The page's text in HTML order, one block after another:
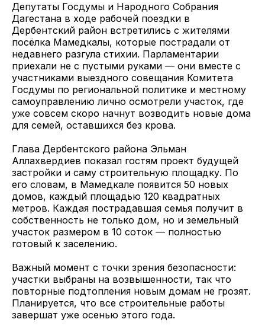
Депутаты Госдумы и Народного Собрания
Дагестана в ходе рабочей поездки в
Дербентский район встретились с жителями
посёлка Мамедкалы, которые пострадали от
недавнего разгула стихии. Парламентарии
приехали не с пустыми руками — они вместе с
участниками выездного совещания Комитета
Госдумы по региональной политике и местному
самоуправлению лично осмотрели участок, где
уже совсем скоро начнут возводить новые дома
для семей, оставшихся без крова.
Глава Дербентского района Эльман
Аллахвердиев показал гостям проект будущей
застройки и саму строительную площадку. По
его словам, в Мамедкале появится 50 новых
домов, каждый площадью 120 квадратных
метров. Каждая пострадавшая семья получит в
собственность не только дом, но и земельный
участок размером в 10 соток — полностью
готовый к заселению.
Важный момент с точки зрения безопасности:
участки выбраны на возвышенности, так что
повторные подтопления новым домам не грозят.
Планируется, что все строительные работы
завершат уже осенью этого года.